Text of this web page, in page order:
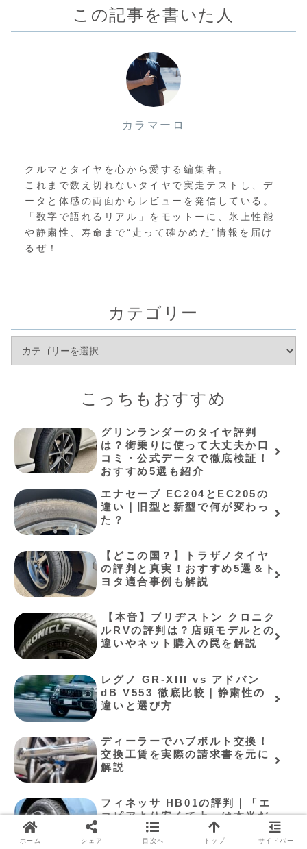
この記事を書いた人
カラマーロ
クルマとタイヤを心から愛する編集者。
これまで数え切れないタイヤで実走テストし、デ
ータと体感の両面からレビューを発信している。
「数字で語れるリアル」をモットーに、氷上性能
や静粛性、寿命まで“走って確かめた”情報を届け
るぜ！
カテゴリー
こっちもおすすめ
グリンランダーのタイヤ評判
は？街乗りに使って大丈夫か口
コミ・公式データで徹底検証！
おすすめ5選も紹介
エナセーブ EC204とEC205の
違い｜旧型と新型で何が変わっ
た？
【どこの国？】トラザノタイヤ
の評判と真実！おすすめ5選＆ト
ヨタ適合事例も解説
⁠【本音】ブリヂストン クロニク
ルRVの評判は？店頭モデルとの
違いやネット購入の罠を解説⁠
レグノ GR-XIII vs アドバン
dB V553 徹底比較｜静粛性の
違いと選び方
ディーラーでハブボルト交換！
交換工賃を実際の請求書を元に
解説
フィネッサ HB01の評判｜「エ
コピアより安くて上」は本当だ
ホーム シェア 目次へ トップ サイドバー